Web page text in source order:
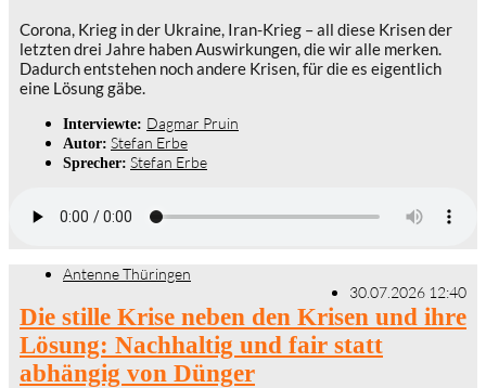
Corona, Krieg in der Ukraine, Iran-Krieg – all diese Krisen der
letzten drei Jahre haben Auswirkungen, die wir alle merken.
Dadurch entstehen noch andere Krisen, für die es eigentlich
eine Lösung gäbe.
Interviewte: Dagmar Pruin
Autor: Stefan Erbe
Sprecher: Stefan Erbe
Antenne Thüringen
30.07.2026 12:40
Die stille Krise neben den Krisen und ihre
Lösung: Nachhaltig und fair statt
abhängig von Dünger